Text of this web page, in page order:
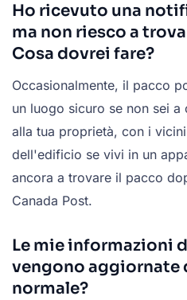
Ho ricevuto una
ma non riesco a
Cosa dovrei fare?
Occasionalmente, il pacco
un luogo sicuro se non sei
alla tua proprietà, con i
dell'edificio se vivi in un
ancora a trovare il pacco
Canada Post.
Le mie informazioni
vengono aggiornate
normale?